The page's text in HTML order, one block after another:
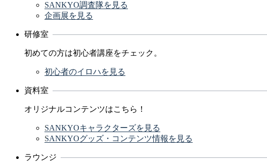
SANKYO調査隊を見る
企画展を見る
研修室
初めての方は初心者講座をチェック。
初心者のイロハを見る
資料室
オリジナルコンテンツはこちら！
SANKYOキャラクターズを見る
SANKYOグッズ・コンテンツ情報を見る
ラウンジ